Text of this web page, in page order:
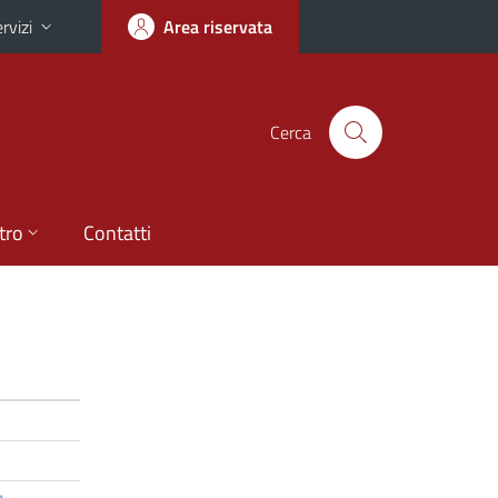
Area riservata
Cerca
Contatti